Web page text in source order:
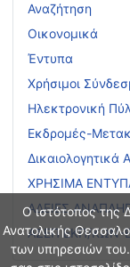
Ο ιστότοπος της
Ανατολικής
των υπηρεσιών
Αναζήτηση
Οικονομικά
Έντυπα
Χρήσιμοι
Ηλεκτρονική
Εκδρομές-
ΧΡΗΣΙΜΑ
ΑΔΕΙΕΣ
ΑΣΕΠ ΕΚΠ/ΚΩΝ-